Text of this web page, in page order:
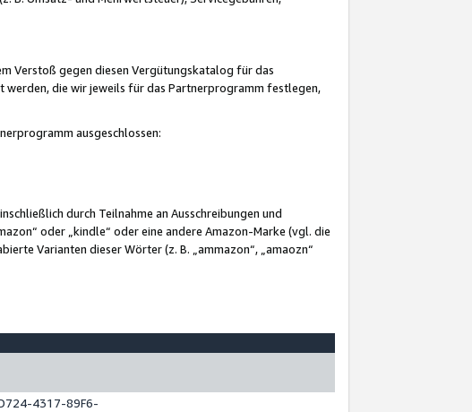
Verstoß gegen diesen Vergütungskatalog für das
werden, die wir jeweils für das Partnerprogramm festlegen,
ausgeschlossen:
durch Teilnahme an Ausschreibungen und
oder „kindle“ oder eine andere Amazon-Marke (vgl. die
Varianten dieser Wörter (z. B. „ammazon“, „amaozn“
4317-89F6-